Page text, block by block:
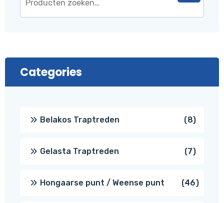
Categories
Belakos Traptreden 88
Gelasta Traptreden 77
Hongaarse punt / Weense punt 4646